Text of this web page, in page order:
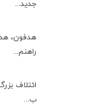
جدید...
هدفون،
راهنم...
ائتلاف
ب...